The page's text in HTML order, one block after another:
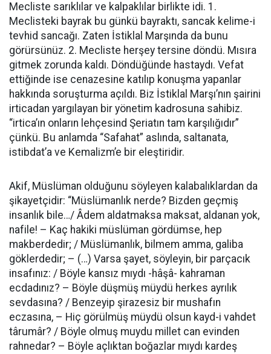
Mecliste sarıklılar ve kalpaklılar birlikte idi. 1.
Meclisteki bayrak bu günkü bayraktı, sancak kelime-i
tevhid sancağı. Zaten İstiklal Marşında da bunu
görürsünüz. 2. Mecliste herşey tersine döndü. Mısıra
gitmek zorunda kaldı. Döndüğünde hastaydı. Vefat
ettiğinde ise cenazesine katılıp konuşma yapanlar
hakkında soruşturma açıldı. Biz İstiklal Marşı’nın şairini
irticadan yargılayan bir yönetim kadrosuna sahibiz.
“irtica’ın onların lehçesind Şeriatın tam karşılığıdır”
çünkü. Bu anlamda “Safahat” aslında, saltanata,
istibdat’a ve Kemalizm’e bir eleştiridir.
Akif, Müslüman olduğunu söyleyen kalabalıklardan da
şikayetçidir: “Müslümanlık nerde? Bizden geçmiş
insanlık bile…/ Âdem aldatmaksa maksat, aldanan yok,
nafile! – Kaç hakiki müslüman gördümse, hep
makberdedir; / Müslümanlık, bilmem amma, galiba
göklerdedir; – (…) Varsa şayet, söyleyin, bir parçacık
insafınız: / Böyle kansız mıydı -hâşâ- kahraman
ecdadınız? – Böyle düşmüş müydü herkes ayrılık
sevdasına? / Benzeyip şirazesiz bir mushafın
eczasına, – Hiç görülmüş müydü olsun kayd-i vahdet
târumâr? / Böyle olmuş muydu millet can evinden
rahnedar? – Böyle açlıktan boğazlar mıydı kardeş